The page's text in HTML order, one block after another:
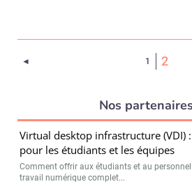
◄ 1 2
Nos
Virtual desktop infrastructure (VDI)
pour les étudiants et les équipes
Comment offrir aux étudiants et au
travail numérique complet...